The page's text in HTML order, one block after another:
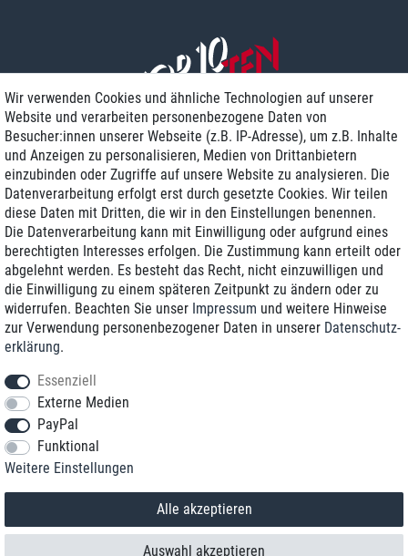
Zustellung am nächsten Werktag
Günstiger Versand
Generalüberholt mit Garantie
+49 8989 96160*
*Sie erreichen uns zum Ortstarif von Montag bis Freitag von 9 Uhr - 18 Uhr.
© 2018 TOP TEN Computervertrieb GmbH
Wir verwenden Cookies und ähnliche Technologien auf unserer
Website und verarbeiten personenbezogene Daten von
Besucher:innen unserer Webseite (z.B. IP-Adresse), um z.B. Inhalte
und Anzeigen zu personalisieren, Medien von Drittanbietern
einzubinden oder Zugriffe auf unsere Website zu analysieren. Die
Datenverarbeitung erfolgt erst durch gesetzte Cookies. Wir teilen
diese Daten mit Dritten, die wir in den Einstellungen benennen.
Die Datenverarbeitung kann mit Einwilligung oder aufgrund eines
berechtigten Interesses erfolgen. Die Zustimmung kann erteilt oder
abgelehnt werden. Es besteht das Recht, nicht einzuwilligen und
die Einwilligung zu einem späteren Zeitpunkt zu ändern oder zu
widerrufen. Beachten Sie unser Impressum und weitere Hinweise
zur Verwendung personenbezogener Daten in unserer Daten­schutz­
erklärung.
Essenziell
Externe Medien
PayPal
Funktional
Weitere Einstellungen
Alle akzeptieren
Auswahl akzeptieren